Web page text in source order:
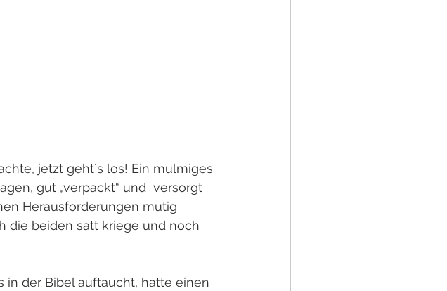
jetzt geht´s los! Ein mulmiges
gut „verpackt“ und  versorgt
Herausforderungen mutig
die beiden satt kriege und noch
in der Bibel auftaucht, hatte einen